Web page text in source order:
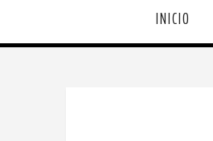
INICIO